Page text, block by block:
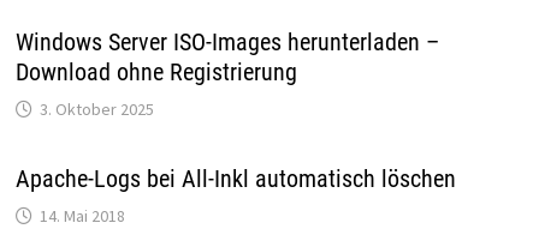
Windows Server ISO-Images herunterladen –
Download ohne Registrierung
3. Oktober 2025
Apache-Logs bei All-Inkl automatisch löschen
14. Mai 2018